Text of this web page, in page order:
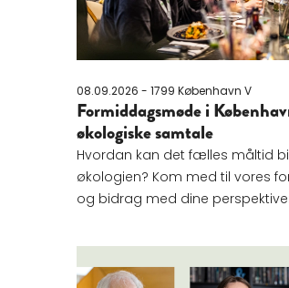
08.09.2026 - 1799 København V
Formiddagsmøde i
økologiske samtale
Hvordan kan det fælles måltid
økologien? Kom med til vores
og bidrag med dine
Læs mere om Vejen til et